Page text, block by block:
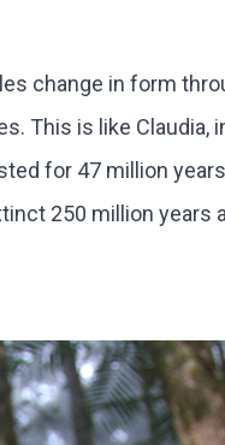
change in form
This is like Claudia,
for 47 million
250 million